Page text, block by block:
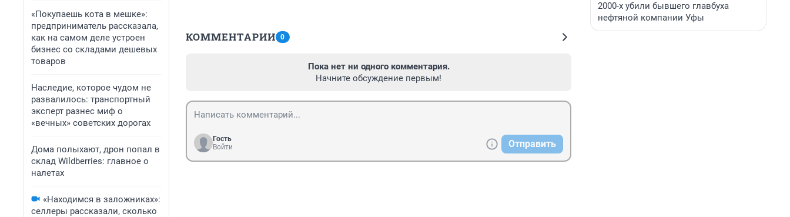
«Покупаешь кота в мешке»:
предприниматель рассказала,
как на самом деле устроен
бизнес со складами дешевых
товаров
Наследие, которое чудом не
развалилось: транспортный
эксперт разнес миф о
«вечных» советских дорогах
Дома полыхают, дрон попал в
склад Wildberries: главное о
налетах
«Находимся в заложниках»:
селлеры рассказали, сколько
КОММЕНТАРИИ 0
Пока нет ни одного комментария.
Начните обсуждение первым!
Гость
Войти
Отправить
2000-х убили бывшего главбуха
нефтяной компании Уфы